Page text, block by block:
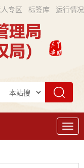
专区 标签库 运行情况
导
航